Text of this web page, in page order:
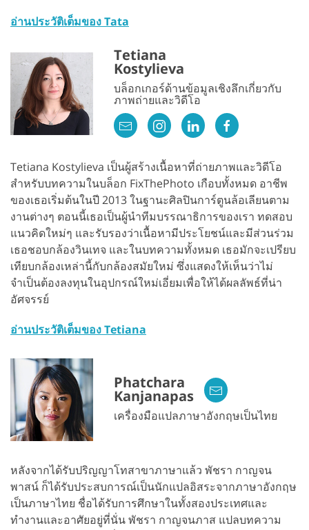
อ่านประวัติเต็มของ Tata
Tetiana
Kostylieva
บล็อกเกอร์ด้านข้อมูลเชิงลึกเกี่ยวกับ
ภาพถ่ายและวิดีโอ
Tetiana Kostylieva เป็นผู้สร้างเนื้อหาที่ถ่ายภาพและวิดีโอ
สำหรับบทความในบล็อก FixThePhoto เกือบทั้งหมด อาชีพ
ของเธอเริ่มต้นในปี 2013 ในฐานะศิลปินการ์ตูนล้อเลียนตาม
งานต่างๆ ตอนนี้เธอเป็นผู้นำทีมบรรณาธิการของเรา ทดสอบ
แนวคิดใหม่ๆ และรับรองว่าเนื้อหามีประโยชน์และมีส่วนร่วม
เธอชอบกล้องวินเทจ และในบทความทั้งหมด เธอมักจะเปรียบ
เทียบกล้องเหล่านี้กับกล้องสมัยใหม่ ซึ่งแสดงให้เห็นว่าไม่
จำเป็นต้องลงทุนในอุปกรณ์ใหม่เอี่ยมเพื่อให้ได้ผลลัพธ์ที่น่า
อัศจรรย์
อ่านประวัติเต็มของ Tetiana
Phatchara
Kanjanapas
เครื่องมือแปลภาษาอังกฤษเป็นไทย
หลังจากได้รับปริญญาโทสาขาภาษาแล้ว พัชรา กาญจน
พาสน์ ก็ได้รับประสบการณ์เป็นนักแปลอิสระจากภาษาอังกฤษ
เป็นภาษาไทย ชื่อได้รับการศึกษาในทั้งสองประเทศและ
ทำงานและอาศัยอยู่ที่นั่น พัชรา กาญจนภาส แปลบทความ